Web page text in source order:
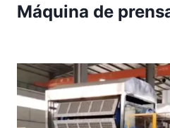
Máquina de